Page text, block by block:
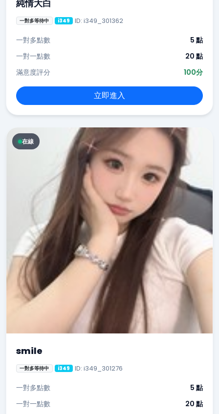
純情大白
一對多等待中 i349 ID: i349_301362
一對多點數
5 點
一對一點數
20 點
滿意度評分
100分
立即進入
在線
smile
一對多等待中 i349 ID: i349_301276
一對多點數
5 點
一對一點數
20 點